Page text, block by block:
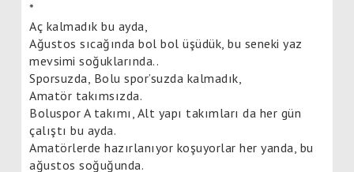
*
Aç kalmadık bu ayda,
Ağustos sıcağında bol bol üşüdük, bu seneki yaz
mevsimi soğuklarında..
Sporsuzda, Bolu spor’suzda kalmadık,
Amatör takımsızda.
Boluspor A takımı, Alt yapı takımları da her gün
çalıştı bu ayda.
Amatörlerde hazırlanıyor koşuyorlar her yanda, bu
ağustos soğuğunda.